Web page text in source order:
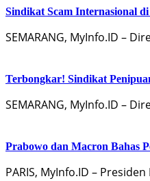
Sindikat Scam Internasional
SEMARANG, MyInfo.ID –
Terbongkar! Sindikat
SEMARANG, MyInfo.ID –
Prabowo dan Macron Bahas
PARIS, MyInfo.ID –